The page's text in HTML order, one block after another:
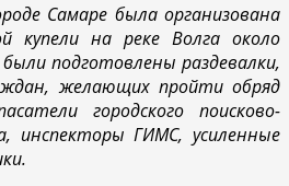
Самаре была организована
купели на реке Волга около
были подготовлены раздевалки,
желающих пройти обряд
городского поисково-
инспекторы ГИМС, усиленные